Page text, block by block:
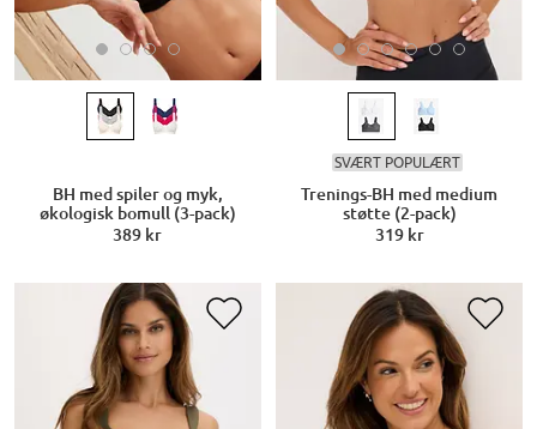
BH med spiler og myk,
økologisk bomull (3-pack)
389 kr
SVÆRT POPULÆRT
Trenings-BH med medium
støtte (2-pack)
319 kr